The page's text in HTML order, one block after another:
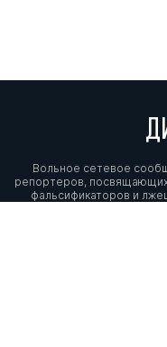
Вольное сетевое
репортеров,
фальсификаторов и